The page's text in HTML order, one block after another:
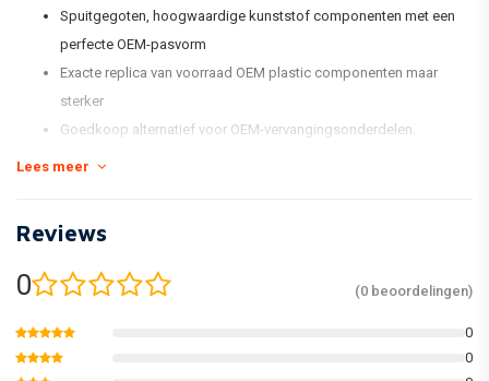
Spuitgegoten, hoogwaardige kunststof componenten met een
perfecte OEM-pasvorm
Exacte replica van voorraad OEM plastic componenten maar
sterker
Goedkoop alternatief voor OEM-vervangingsonderdelen.
Houd de kleur beter vast
Verpakt in een nieuwe en vernieuwde kitdoos en individueel
verpakt
Lees meer
Reviews
0 (0 beoordelingen)
0
0